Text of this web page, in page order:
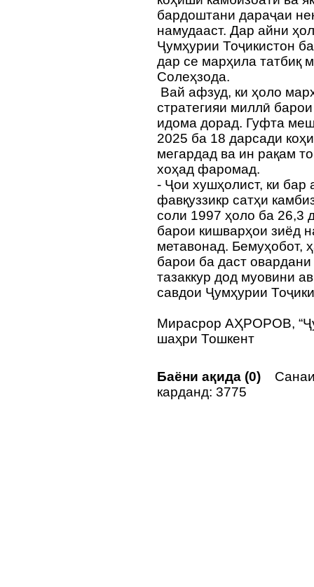
бардоштани дараҷаи
намудааст. Дар айни
Ҷумҳурии Тоҷикистон
дар се марҳила татбиқ
Солеҳзода.
Вай афзуд, ки ҳоло
стратегияи миллӣ
идома дорад. Гуфта
2025 ба 18 дарсади
мегардад ва ин рақам
хоҳад фаромад.
- Ҷои хушҳолист, ки бар
фавқуззикр сатҳи
соли 1997 ҳоло ба 26,3
барои кишварҳои зиёд
метавонад. Бемуҳобот,
барои ба даст
тазаккур дод муовини
савдои Ҷумҳурии
Мирасрор АҲРОРОВ,
шаҳри Тошкент
Баёни ақида (0)
карданд: 3775